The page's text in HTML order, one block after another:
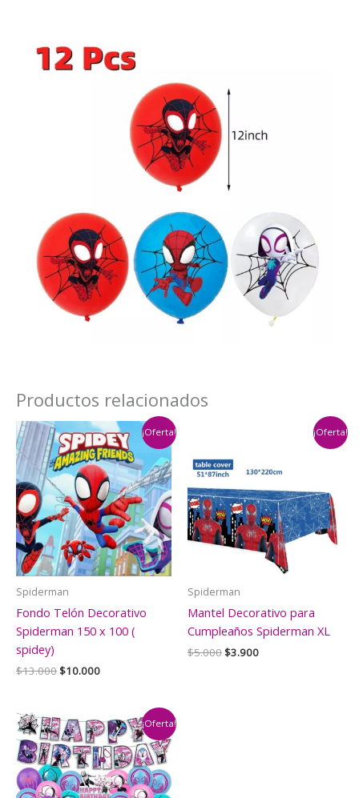
Productos relacionados
¡Oferta!
Spiderman
Fondo Telón Decorativo
Spiderman 150 x 100 (
spidey)
$13.000El
$13.000.
$10.000El
$10.000.
¡Oferta!
Spiderman
Mantel Decorativo para
Cumpleaños Spiderman XL
$5.000El
$3.900El
¡Oferta!